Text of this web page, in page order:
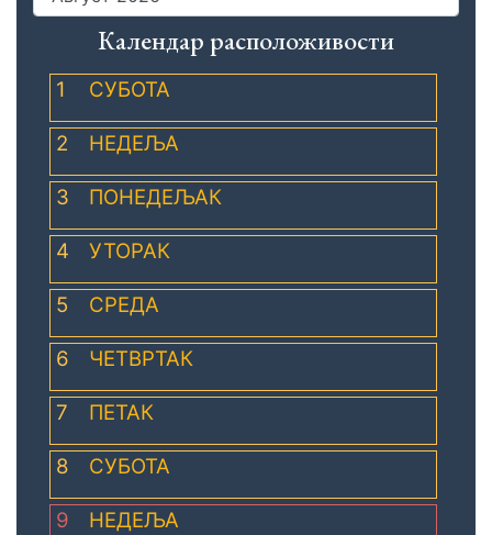
Календар расположивости
1 СУБОТА
2 НЕДЕЉА
3 ПОНЕДЕЉАК
4 УТОРАК
5 СРЕДА
6 ЧЕТВРТАК
7 ПЕТАК
8 СУБОТА
9 НЕДЕЉА